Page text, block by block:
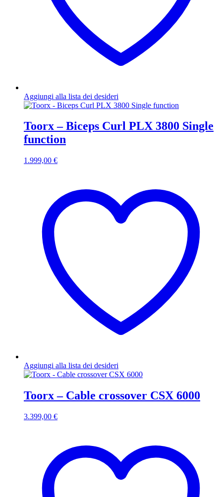
Aggiungi alla lista dei desideri
Toorx – Biceps Curl PLX 3800 Single
function
1.999,00 €
Aggiungi alla lista dei desideri
Toorx – Cable crossover CSX 6000
3.399,00 €